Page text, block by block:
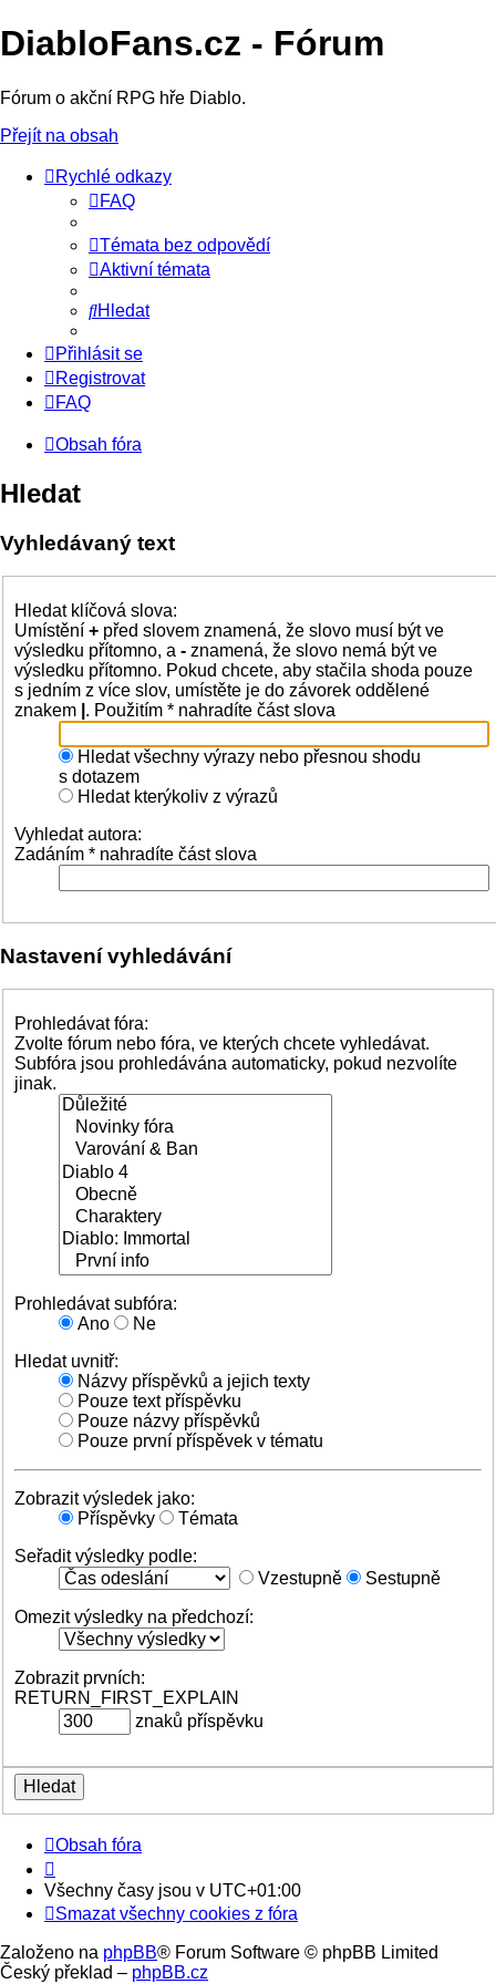
DiabloFans.cz - Fórum
Fórum o akční RPG hře Diablo.
Přejít na obsah
Rychlé odkazy
FAQ
Témata bez odpovědí
Aktivní témata
Hledat
Přihlásit se
Registrovat
FAQ
Obsah fóra
Hledat
Vyhledávaný text
Hledat klíčová slova:
Umístění + před slovem znamená, že slovo musí být ve
výsledku přítomno, a - znamená, že slovo nemá být ve
výsledku přítomno. Pokud chcete, aby stačila shoda pouze
s jedním z více slov, umístěte je do závorek oddělené
znakem . Použitím * nahradíte část slova
Hledat všechny výrazy nebo přesnou shodu
s dotazem
Hledat kterýkoliv z výrazů
Vyhledat autora:
Zadáním * nahradíte část slova
Nastavení vyhledávání
Prohledávat fóra:
Zvolte fórum nebo fóra, ve kterých chcete vyhledávat.
Subfóra jsou prohledávána automaticky, pokud nezvolíte
jinak.
Prohledávat subfóra:
Ano
Ne
Hledat uvnitř:
Názvy příspěvků a jejich texty
Pouze text příspěvku
Pouze názvy příspěvků
Pouze první příspěvek v tématu
Zobrazit výsledek jako:
Příspěvky
Témata
Seřadit výsledky podle:
Vzestupně
Sestupně
Omezit výsledky na předchozí:
Zobrazit prvních:
RETURN_FIRST_EXPLAIN
znaků příspěvku
Obsah fóra
Všechny časy jsou v UTC+01:00
Smazat všechny cookies z fóra
Založeno na phpBB® Forum Software © phpBB Limited
Český překlad – phpBB.cz